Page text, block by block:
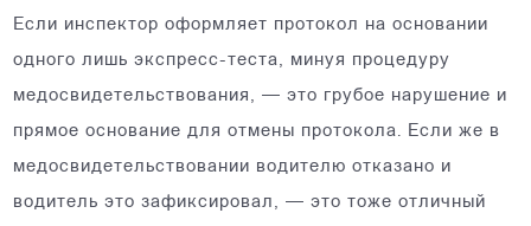
Если инспектор оформляет протокол на основании
одного лишь экспресс-теста, минуя процедуру
медосвидетельствования, — это грубое нарушение и
прямое основание для отмены протокола. Если же в
мед­освидетельствовании водителю отказано и
водитель это зафиксировал, — это тоже отличный